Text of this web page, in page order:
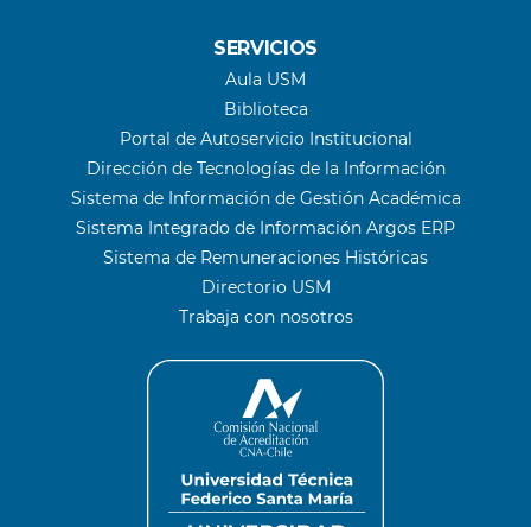
SERVICIOS
Aula USM
Biblioteca
Portal de Autoservicio Institucional
Dirección de Tecnologías de la Información
Sistema de Información de Gestión Académica
Sistema Integrado de Información Argos ERP
Sistema de Remuneraciones Históricas
Directorio USM
Trabaja con nosotros